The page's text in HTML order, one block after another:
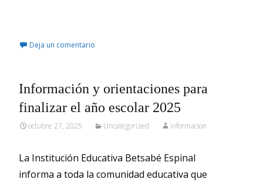
Deja un comentario
Información y orientaciones para
finalizar el año escolar 2025
octubre 27, 2025 Uncategorized informacion
La Institución Educativa Betsabé Espinal
informa a toda la comunidad educativa que